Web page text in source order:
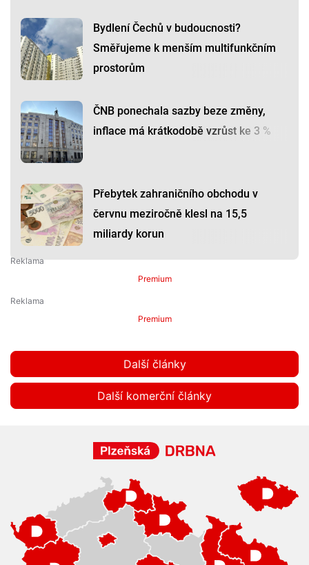
Bydlení Čechů v budoucnosti?
Směřujeme k menším multifunkčním
prostorům
ČNB ponechala sazby beze změny,
inflace má krátkodobě vzrůst ke 3 %
Přebytek zahraničního obchodu v
červnu meziročně klesl na 15,5
miliardy korun
Premium
Premium
Další články
Další komerční články